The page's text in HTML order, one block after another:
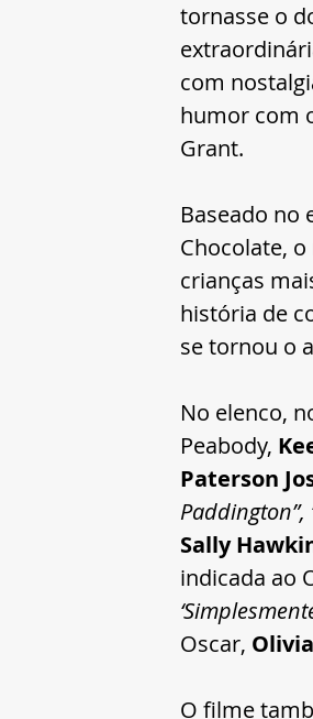
tornasse o
com
humor com
Grant.
Baseado no
Chocolate,
crianças
história de
se tornou o
No elenco,
Peabody,
Paterson
Paddington”,
Sally
indicada ao
Oscar,
O filme